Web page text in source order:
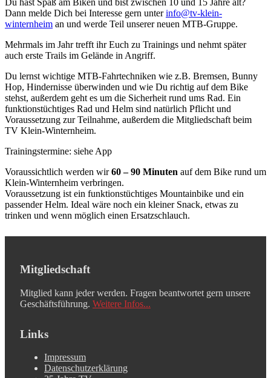
Du hast Spaß am Biken und bist zwischen 10 und 15 Jahre alt?
Dann melde Dich bei Interesse gern unterinfo@tv-klein-
winternheim an und werde Teil unserer neuen MTB-Gruppe.
Mehrmals im Jahr trefft ihr Euch zu Trainings und nehmt später
auch erste Trails im Gelände in Angriff.
Du lernst wichtige MTB-Fahrtechniken wie z.B. Bremsen, Bunny
Hop, Hindernisse überwinden und wie Du richtig auf dem Bike
stehst, außerdem geht es um die Sicherheit rund ums Rad. Ein
funktionstüchtiges Rad und Helm sind natürlich Pflicht und
Voraussetzung zur Teilnahme, außerdem die Mitgliedschaft beim
TV Klein-Winternheim.
Trainingstermine: siehe App
Voraussichtlich werden wir60 – 90 Minuten auf dem Bike rund um
Klein-Winternheim verbringen.
Voraussetzung ist ein funktionstüchtiges Mountainbike und ein
passender Helm. Ideal wäre noch ein kleiner Snack, etwas zu
trinken und wenn möglich einen Ersatzschlauch.
Mitgliedschaft
Mitglied kann jeder werden. Fragen beantwortet gern unsere
Geschäftsführung. Weitere Infos...
Links
Impressum
Datenschutzerklärung